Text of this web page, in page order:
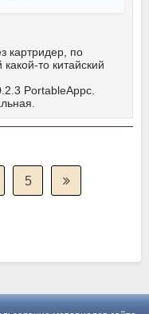
картридер, по
то китайский
PortableAppc.
5